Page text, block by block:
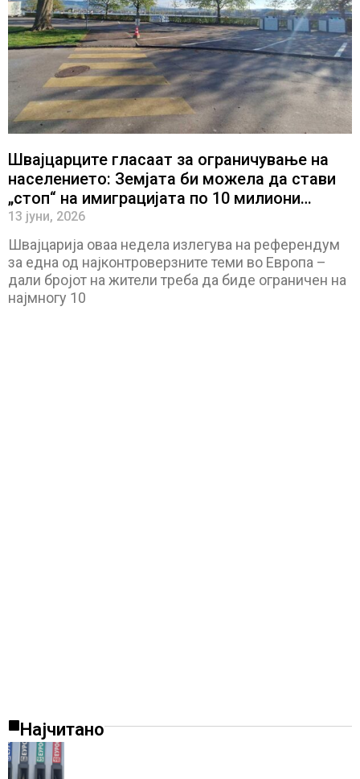
Швајцарците гласаат за ограничување на
населението: Земјата би можела да стави
„стоп“ на имиграцијата по 10 милиони
жители
13 јуни, 2026
Швајцарија оваа недела излегува на референдум
за една од најконтроверзните теми во Европа –
дали бројот на жители треба да биде ограничен на
најмногу 10
Најчитано